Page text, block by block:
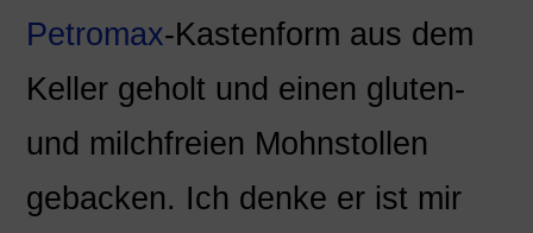
Petromax-Kastenform aus dem
Keller geholt und einen gluten-
und milchfreien Mohnstollen
gebacken. Ich denke er ist mir